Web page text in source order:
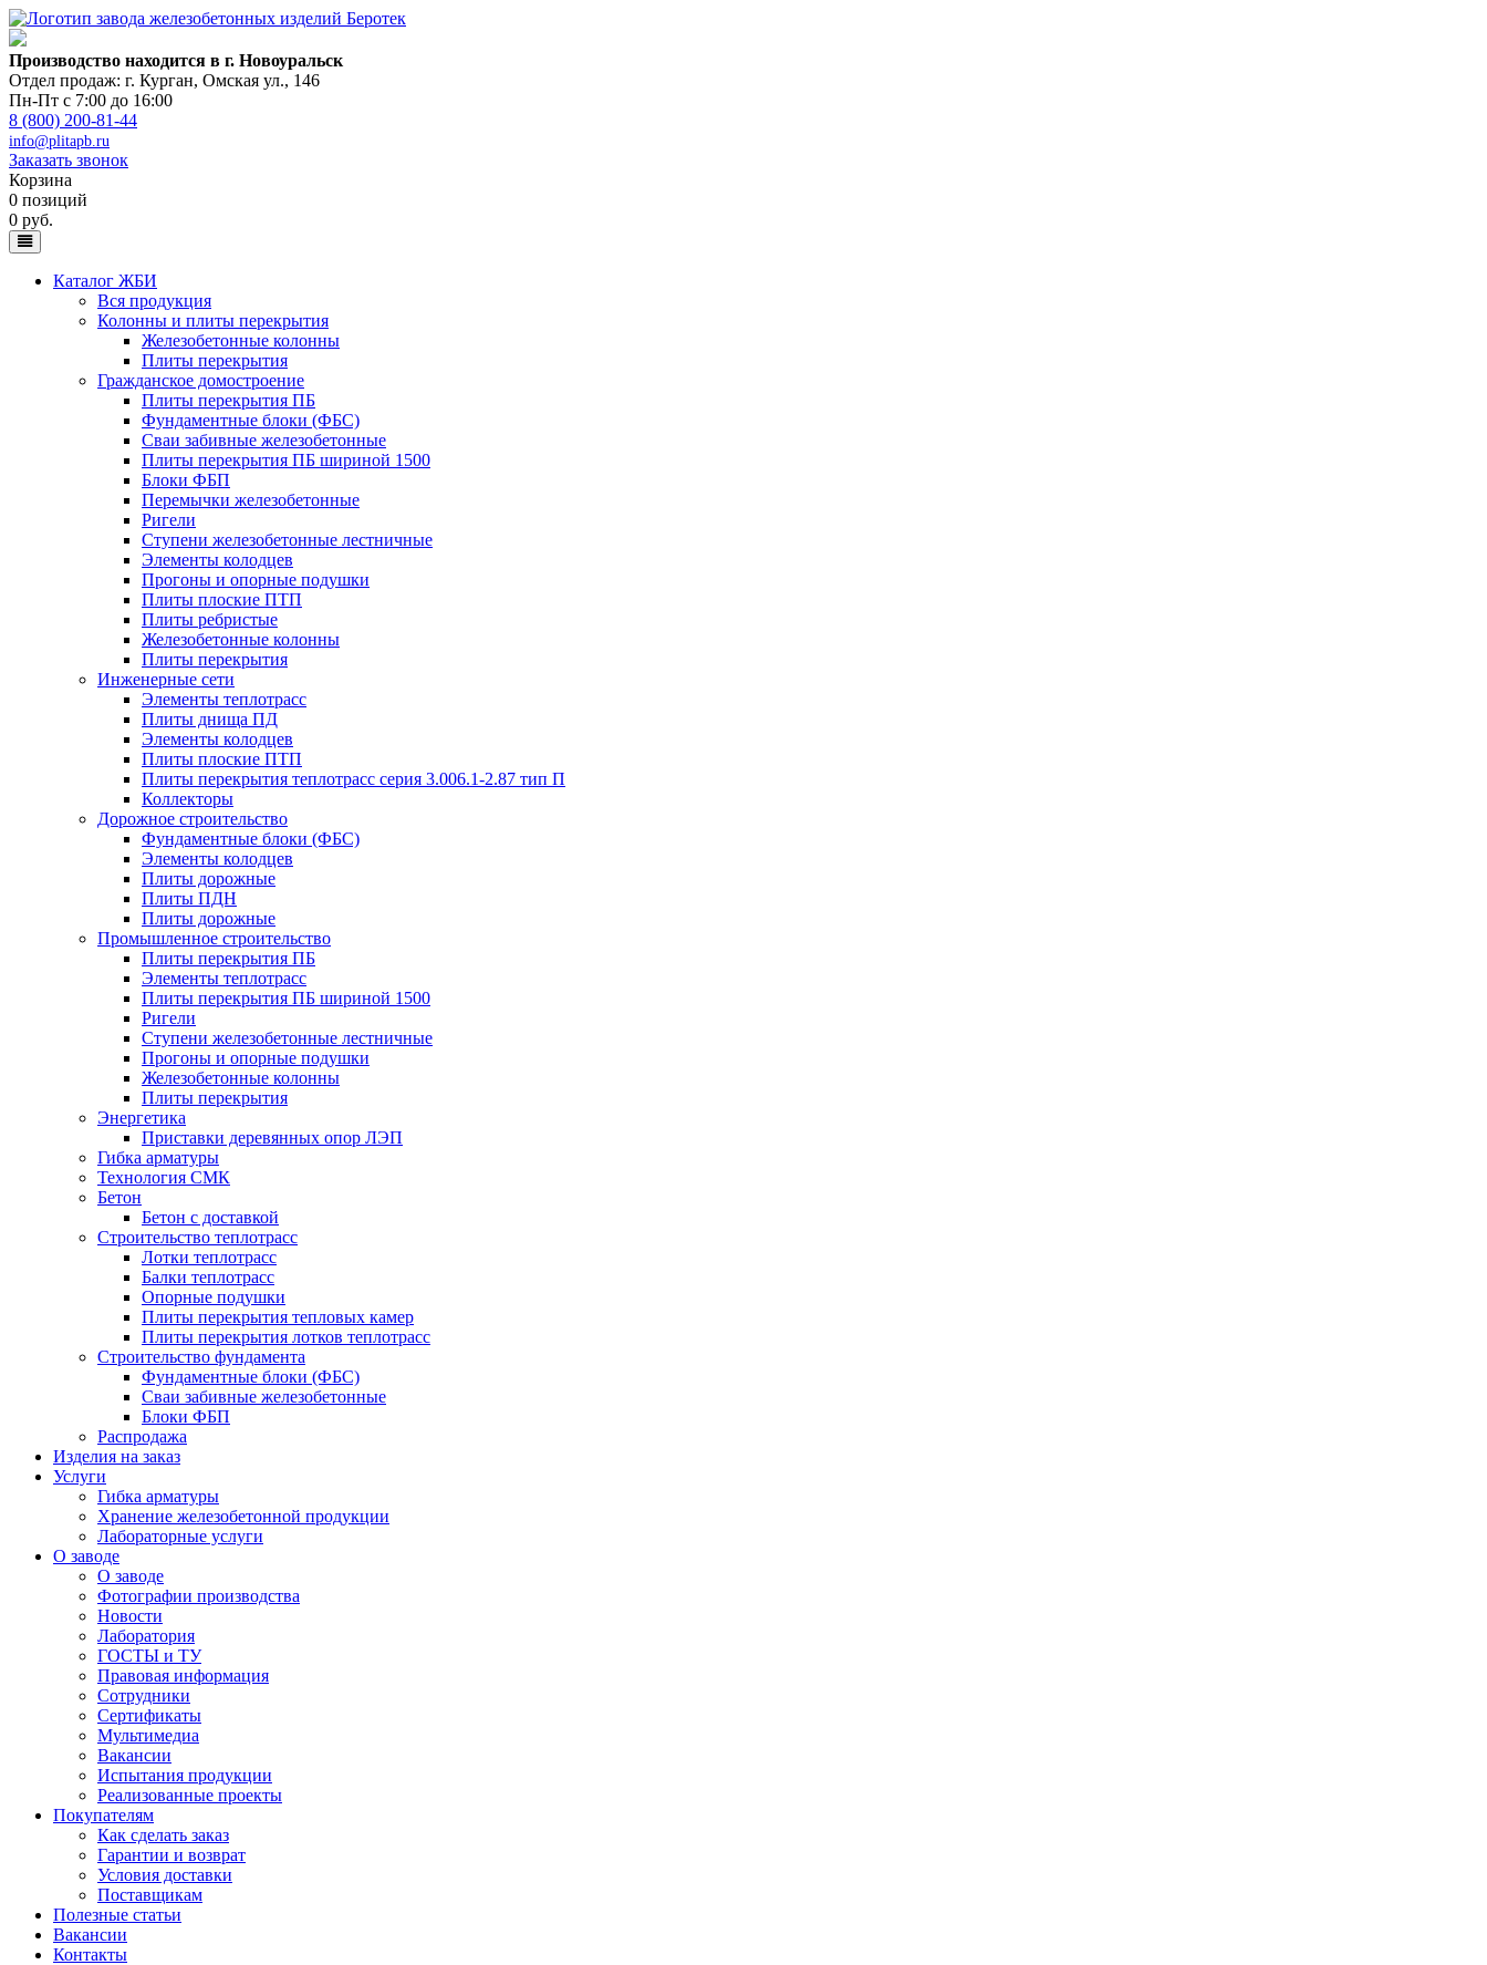
Производство находится в г. Новоуральск
Отдел продаж: г. Курган, Омская ул., 146
Пн-Пт с 7:00 до 16:00
8 (800) 200-81-44
info@plitapb.ru
Заказать звонок
Корзина
0 позиций
0 руб.
Каталог ЖБИ
Вся продукция
Колонны и плиты перекрытия
Железобетонные колонны
Плиты перекрытия
Гражданское домостроение
Плиты перекрытия ПБ
Фундаментные блоки (ФБС)
Сваи забивные железобетонные
Плиты перекрытия ПБ шириной 1500
Блоки ФБП
Перемычки железобетонные
Ригели
Ступени железобетонные лестничные
Элементы колодцев
Прогоны и опорные подушки
Плиты плоские ПТП
Плиты ребристые
Железобетонные колонны
Плиты перекрытия
Инженерные сети
Элементы теплотрасс
Плиты днища ПД
Элементы колодцев
Плиты плоские ПТП
Плиты перекрытия теплотрасс серия 3.006.1-2.87 тип П
Коллекторы
Дорожное строительство
Фундаментные блоки (ФБС)
Элементы колодцев
Плиты дорожные
Плиты ПДН
Плиты дорожные
Промышленное строительство
Плиты перекрытия ПБ
Элементы теплотрасс
Плиты перекрытия ПБ шириной 1500
Ригели
Ступени железобетонные лестничные
Прогоны и опорные подушки
Железобетонные колонны
Плиты перекрытия
Энергетика
Приставки деревянных опор ЛЭП
Гибка арматуры
Технология СМК
Бетон
Бетон с доставкой
Строительство теплотрасс
Лотки теплотрасс
Балки теплотрасс
Опорные подушки
Плиты перекрытия тепловых камер
Плиты перекрытия лотков теплотрасс
Строительство фундамента
Фундаментные блоки (ФБС)
Сваи забивные железобетонные
Блоки ФБП
Распродажа
Изделия на заказ
Услуги
Гибка арматуры
Хранение железобетонной продукции
Лабораторные услуги
О заводе
О заводе
Фотографии производства
Новости
Лаборатория
ГОСТЫ и ТУ
Правовая информация
Сотрудники
Сертификаты
Мультимедиа
Вакансии
Испытания продукции
Реализованные проекты
Покупателям
Как сделать заказ
Гарантии и возврат
Условия доставки
Поставщикам
Полезные статьи
Вакансии
Контакты